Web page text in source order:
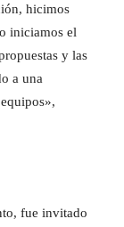
hicimos
iniciamos el
y las
a una
fue invitado